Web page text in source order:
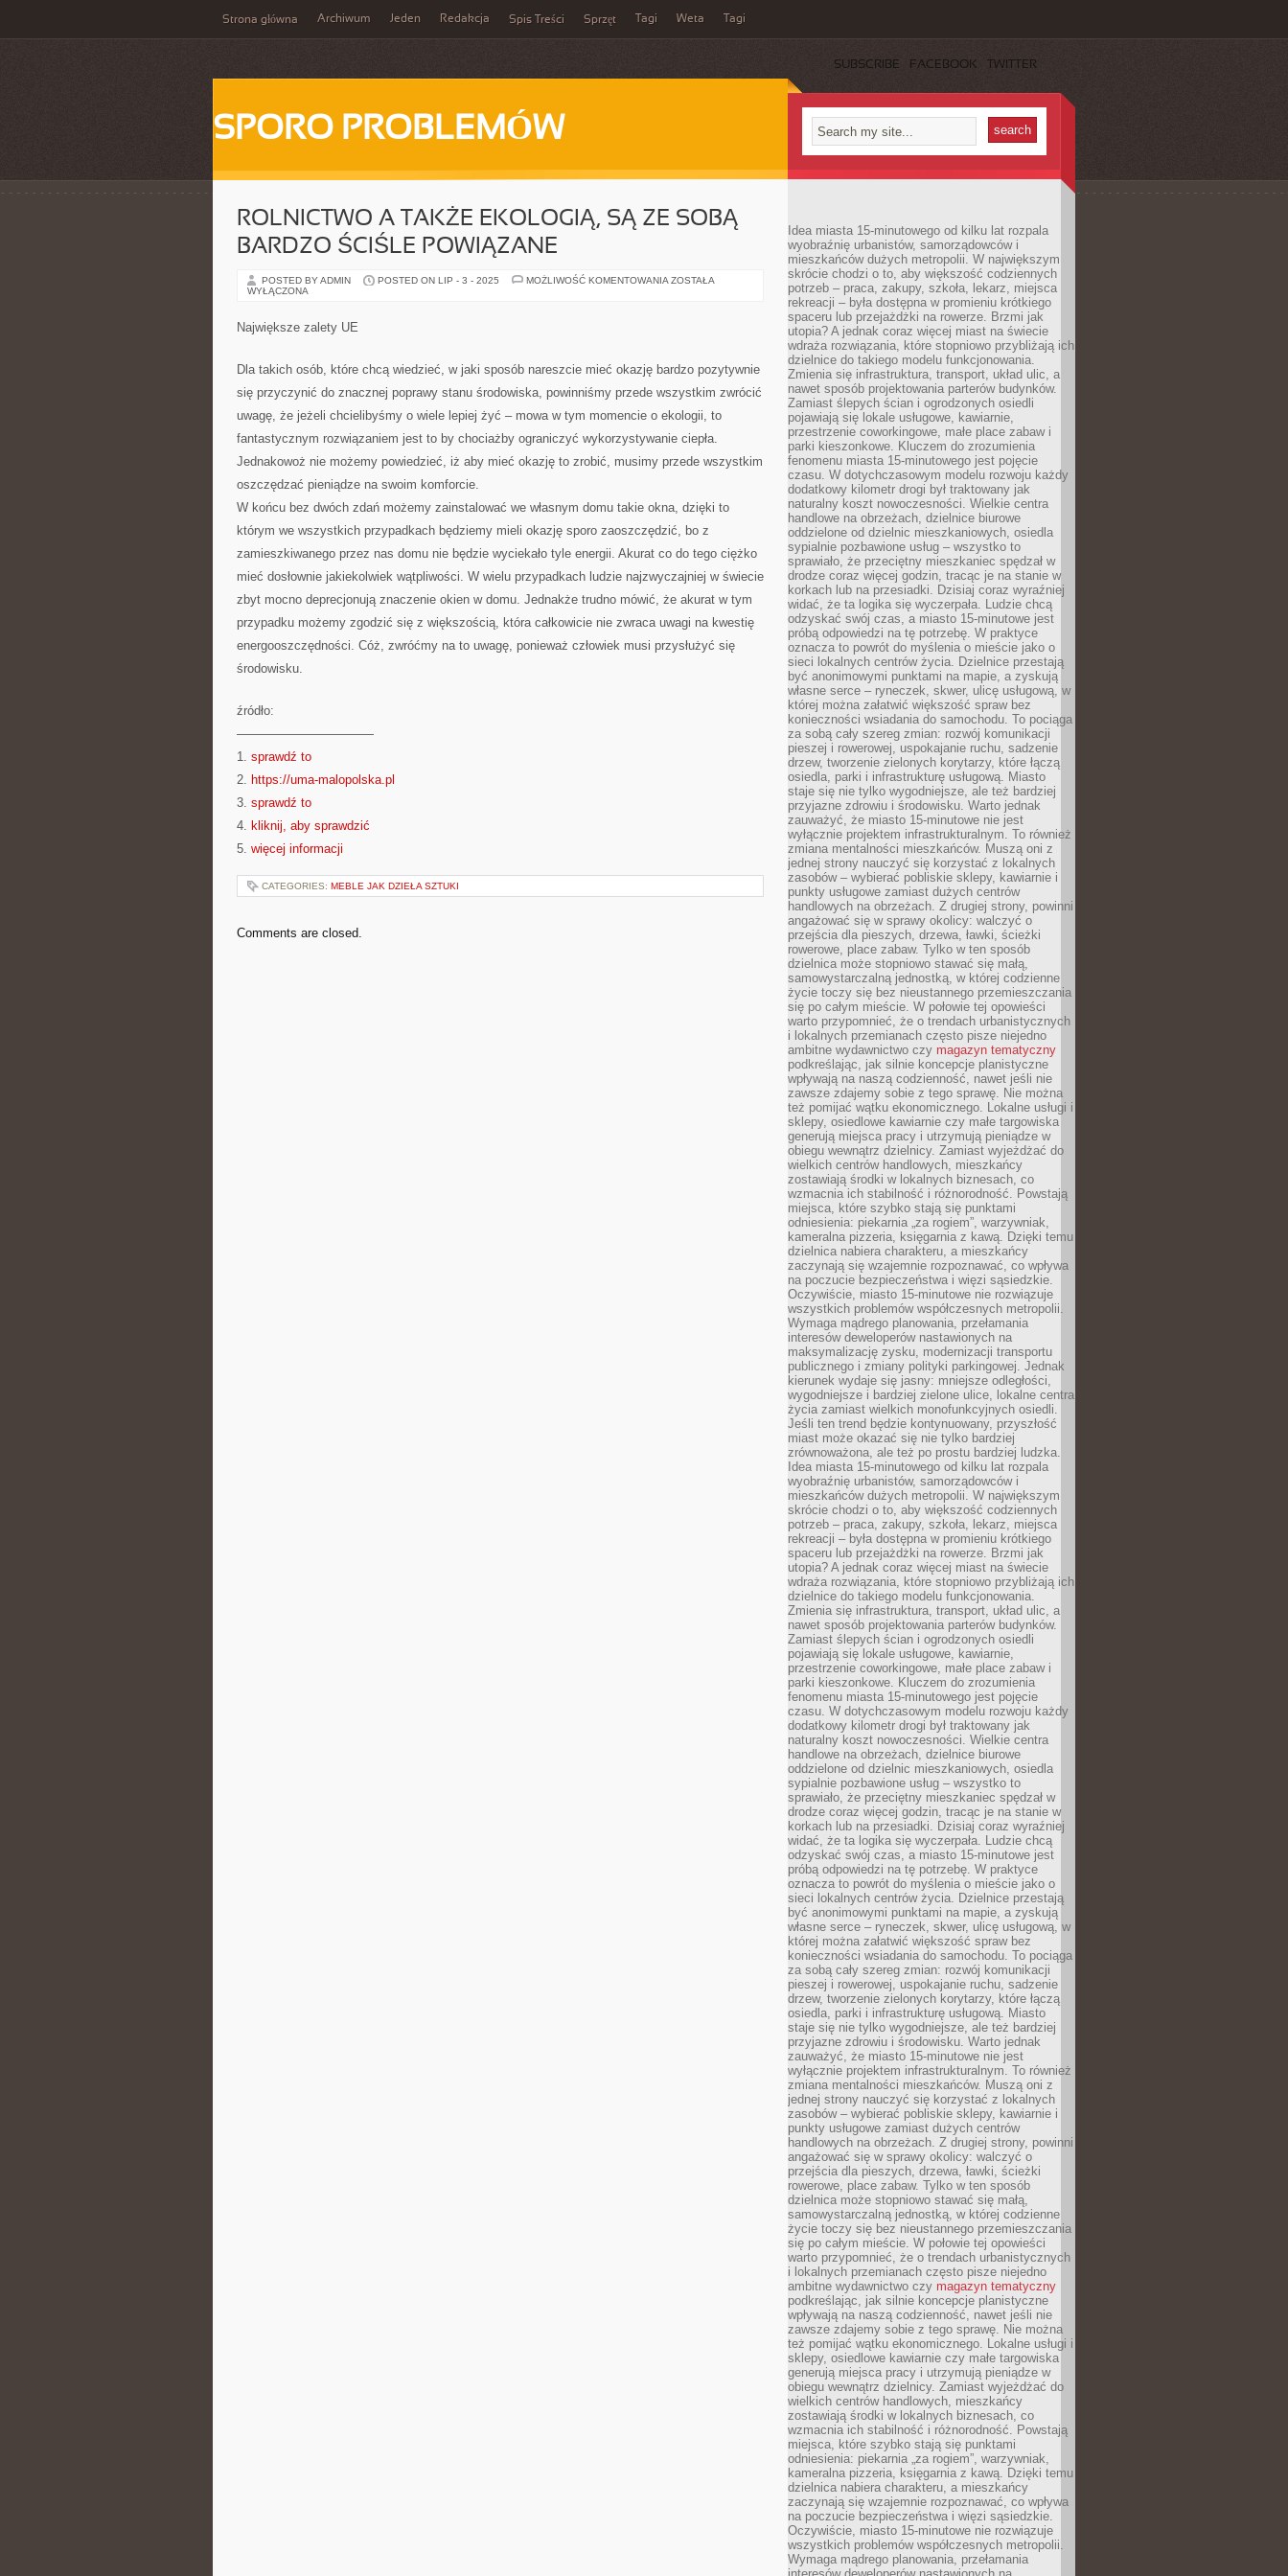
Strona główna Archiwum Jeden Redakcja Spis Treści Sprzęt Tagi Weta Tagi
SUBSCRIBE FACEBOOK TWITTER
SPORO PROBLEMÓW
ROLNICTWO A TAKŻE EKOLOGIĄ, SĄ ZE SOBĄ
BARDZO ŚCIŚLE POWIĄZANE
POSTED BY ADMIN POSTED ON LIP - 3 - 2025 MOŻLIWOŚĆ KOMENTOWANIA ROLNICTWO
ŚCIŚLE
POWIĄZANE
ZOSTAŁA
WYŁĄCZONA
Największe zalety UE
Dla takich osób, które chcą wiedzieć, w jaki sposób nareszcie mieć okazję bardzo pozytywnie
się przyczynić do znacznej poprawy stanu środowiska, powinniśmy przede wszystkim zwrócić
uwagę, że jeżeli chcielibyśmy o wiele lepiej żyć – mowa w tym momencie o ekologii, to
fantastycznym rozwiązaniem jest to by chociażby ograniczyć wykorzystywanie ciepła.
Jednakowoż nie możemy powiedzieć, iż aby mieć okazję to zrobić, musimy przede wszystkim
oszczędzać pieniądze na swoim komforcie.
W końcu bez dwóch zdań możemy zainstalować we własnym domu takie okna, dzięki to
którym we wszystkich przypadkach będziemy mieli okazję sporo zaoszczędzić, bo z
zamieszkiwanego przez nas domu nie będzie wyciekało tyle energii. Akurat co do tego ciężko
mieć dosłownie jakiekolwiek wątpliwości. W wielu przypadkach ludzie najzwyczajniej w świecie
zbyt mocno deprecjonują znaczenie okien w domu. Jednakże trudno mówić, że akurat w tym
przypadku możemy zgodzić się z większością, która całkowicie nie zwraca uwagi na kwestię
energooszczędności. Cóż, zwróćmy na to uwagę, ponieważ człowiek musi przysłużyć się
środowisku.
źródło:
———————————
1. sprawdź to
2. https://uma-malopolska.pl
3. sprawdź to
4. kliknij, aby sprawdzić
5. więcej informacji
CATEGORIES: MEBLE JAK DZIEŁA SZTUKI
Comments are closed.
Idea miasta 15-minutowego od kilku lat rozpala
wyobraźnię urbanistów, samorządowców i
mieszkańców dużych metropolii. W największym
skrócie chodzi o to, aby większość codziennych
potrzeb – praca, zakupy, szkoła, lekarz, miejsca
rekreacji – była dostępna w promieniu krótkiego
spaceru lub przejażdżki na rowerze. Brzmi jak
utopia? A jednak coraz więcej miast na świecie
wdraża rozwiązania, które stopniowo przybliżają ich
dzielnice do takiego modelu funkcjonowania.
Zmienia się infrastruktura, transport, układ ulic, a
nawet sposób projektowania parterów budynków.
Zamiast ślepych ścian i ogrodzonych osiedli
pojawiają się lokale usługowe, kawiarnie,
przestrzenie coworkingowe, małe place zabaw i
parki kieszonkowe. Kluczem do zrozumienia
fenomenu miasta 15-minutowego jest pojęcie
czasu. W dotychczasowym modelu rozwoju każdy
dodatkowy kilometr drogi był traktowany jak
naturalny koszt nowoczesności. Wielkie centra
handlowe na obrzeżach, dzielnice biurowe
oddzielone od dzielnic mieszkaniowych, osiedla
sypialnie pozbawione usług – wszystko to
sprawiało, że przeciętny mieszkaniec spędzał w
drodze coraz więcej godzin, tracąc je na stanie w
korkach lub na przesiadki. Dzisiaj coraz wyraźniej
widać, że ta logika się wyczerpała. Ludzie chcą
odzyskać swój czas, a miasto 15-minutowe jest
próbą odpowiedzi na tę potrzebę. W praktyce
oznacza to powrót do myślenia o mieście jako o
sieci lokalnych centrów życia. Dzielnice przestają
być anonimowymi punktami na mapie, a zyskują
własne serce – ryneczek, skwer, ulicę usługową, w
której można załatwić większość spraw bez
konieczności wsiadania do samochodu. To pociąga
za sobą cały szereg zmian: rozwój komunikacji
pieszej i rowerowej, uspokajanie ruchu, sadzenie
drzew, tworzenie zielonych korytarzy, które łączą
osiedla, parki i infrastrukturę usługową. Miasto
staje się nie tylko wygodniejsze, ale też bardziej
przyjazne zdrowiu i środowisku. Warto jednak
zauważyć, że miasto 15-minutowe nie jest
wyłącznie projektem infrastrukturalnym. To również
zmiana mentalności mieszkańców. Muszą oni z
jednej strony nauczyć się korzystać z lokalnych
zasobów – wybierać pobliskie sklepy, kawiarnie i
punkty usługowe zamiast dużych centrów
handlowych na obrzeżach. Z drugiej strony, powinni
angażować się w sprawy okolicy: walczyć o
przejścia dla pieszych, drzewa, ławki, ścieżki
rowerowe, place zabaw. Tylko w ten sposób
dzielnica może stopniowo stawać się małą,
samowystarczalną jednostką, w której codzienne
życie toczy się bez nieustannego przemieszczania
się po całym mieście. W połowie tej opowieści
warto przypomnieć, że o trendach urbanistycznych
i lokalnych przemianach często pisze niejedno
ambitne wydawnictwo czy magazyn tematyczny
podkreślając, jak silnie koncepcje planistyczne
wpływają na naszą codzienność, nawet jeśli nie
zawsze zdajemy sobie z tego sprawę. Nie można
też pomijać wątku ekonomicznego. Lokalne usługi i
sklepy, osiedlowe kawiarnie czy małe targowiska
generują miejsca pracy i utrzymują pieniądze w
obiegu wewnątrz dzielnicy. Zamiast wyjeżdżać do
wielkich centrów handlowych, mieszkańcy
zostawiają środki w lokalnych biznesach, co
wzmacnia ich stabilność i różnorodność. Powstają
miejsca, które szybko stają się punktami
odniesienia: piekarnia „za rogiem”, warzywniak,
kameralna pizzeria, księgarnia z kawą. Dzięki temu
dzielnica nabiera charakteru, a mieszkańcy
zaczynają się wzajemnie rozpoznawać, co wpływa
na poczucie bezpieczeństwa i więzi sąsiedzkie.
Oczywiście, miasto 15-minutowe nie rozwiązuje
wszystkich problemów współczesnych metropolii.
Wymaga mądrego planowania, przełamania
interesów deweloperów nastawionych na
maksymalizację zysku, modernizacji transportu
publicznego i zmiany polityki parkingowej. Jednak
kierunek wydaje się jasny: mniejsze odległości,
wygodniejsze i bardziej zielone ulice, lokalne centra
życia zamiast wielkich monofunkcyjnych osiedli.
Jeśli ten trend będzie kontynuowany, przyszłość
miast może okazać się nie tylko bardziej
zrównoważona, ale też po prostu bardziej ludzka.
Idea miasta 15-minutowego od kilku lat rozpala
wyobraźnię urbanistów, samorządowców i
mieszkańców dużych metropolii. W największym
skrócie chodzi o to, aby większość codziennych
potrzeb – praca, zakupy, szkoła, lekarz, miejsca
rekreacji – była dostępna w promieniu krótkiego
spaceru lub przejażdżki na rowerze. Brzmi jak
utopia? A jednak coraz więcej miast na świecie
wdraża rozwiązania, które stopniowo przybliżają ich
dzielnice do takiego modelu funkcjonowania.
Zmienia się infrastruktura, transport, układ ulic, a
nawet sposób projektowania parterów budynków.
Zamiast ślepych ścian i ogrodzonych osiedli
pojawiają się lokale usługowe, kawiarnie,
przestrzenie coworkingowe, małe place zabaw i
parki kieszonkowe. Kluczem do zrozumienia
fenomenu miasta 15-minutowego jest pojęcie
czasu. W dotychczasowym modelu rozwoju każdy
dodatkowy kilometr drogi był traktowany jak
naturalny koszt nowoczesności. Wielkie centra
handlowe na obrzeżach, dzielnice biurowe
oddzielone od dzielnic mieszkaniowych, osiedla
sypialnie pozbawione usług – wszystko to
sprawiało, że przeciętny mieszkaniec spędzał w
drodze coraz więcej godzin, tracąc je na stanie w
korkach lub na przesiadki. Dzisiaj coraz wyraźniej
widać, że ta logika się wyczerpała. Ludzie chcą
odzyskać swój czas, a miasto 15-minutowe jest
próbą odpowiedzi na tę potrzebę. W praktyce
oznacza to powrót do myślenia o mieście jako o
sieci lokalnych centrów życia. Dzielnice przestają
być anonimowymi punktami na mapie, a zyskują
własne serce – ryneczek, skwer, ulicę usługową, w
której można załatwić większość spraw bez
konieczności wsiadania do samochodu. To pociąga
za sobą cały szereg zmian: rozwój komunikacji
pieszej i rowerowej, uspokajanie ruchu, sadzenie
drzew, tworzenie zielonych korytarzy, które łączą
osiedla, parki i infrastrukturę usługową. Miasto
staje się nie tylko wygodniejsze, ale też bardziej
przyjazne zdrowiu i środowisku. Warto jednak
zauważyć, że miasto 15-minutowe nie jest
wyłącznie projektem infrastrukturalnym. To również
zmiana mentalności mieszkańców. Muszą oni z
jednej strony nauczyć się korzystać z lokalnych
zasobów – wybierać pobliskie sklepy, kawiarnie i
punkty usługowe zamiast dużych centrów
handlowych na obrzeżach. Z drugiej strony, powinni
angażować się w sprawy okolicy: walczyć o
przejścia dla pieszych, drzewa, ławki, ścieżki
rowerowe, place zabaw. Tylko w ten sposób
dzielnica może stopniowo stawać się małą,
samowystarczalną jednostką, w której codzienne
życie toczy się bez nieustannego przemieszczania
się po całym mieście. W połowie tej opowieści
warto przypomnieć, że o trendach urbanistycznych
i lokalnych przemianach często pisze niejedno
ambitne wydawnictwo czy magazyn tematyczny
podkreślając, jak silnie koncepcje planistyczne
wpływają na naszą codzienność, nawet jeśli nie
zawsze zdajemy sobie z tego sprawę. Nie można
też pomijać wątku ekonomicznego. Lokalne usługi i
sklepy, osiedlowe kawiarnie czy małe targowiska
generują miejsca pracy i utrzymują pieniądze w
obiegu wewnątrz dzielnicy. Zamiast wyjeżdżać do
wielkich centrów handlowych, mieszkańcy
zostawiają środki w lokalnych biznesach, co
wzmacnia ich stabilność i różnorodność. Powstają
miejsca, które szybko stają się punktami
odniesienia: piekarnia „za rogiem”, warzywniak,
kameralna pizzeria, księgarnia z kawą. Dzięki temu
dzielnica nabiera charakteru, a mieszkańcy
zaczynają się wzajemnie rozpoznawać, co wpływa
na poczucie bezpieczeństwa i więzi sąsiedzkie.
Oczywiście, miasto 15-minutowe nie rozwiązuje
wszystkich problemów współczesnych metropolii.
Wymaga mądrego planowania, przełamania